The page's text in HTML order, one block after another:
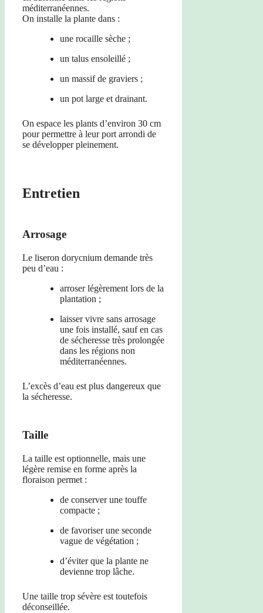
méditerranéennes.
On installe la plante dans :
une rocaille sèche ;
un talus ensoleillé ;
un massif de graviers ;
un pot large et drainant.
On espace les plants d’environ 30 cm
pour permettre à leur port arrondi de
se développer pleinement.
Entretien
Arrosage
Le liseron dorycnium demande très
peu d’eau :
arroser légèrement lors de la
plantation ;
laisser vivre sans arrosage
une fois installé, sauf en cas
de sécheresse très prolongée
dans les régions non
méditerranéennes.
L’excès d’eau est plus dangereux que
la sécheresse.
Taille
La taille est optionnelle, mais une
légère remise en forme après la
floraison permet :
de conserver une touffe
compacte ;
de favoriser une seconde
vague de végétation ;
d’éviter que la plante ne
devienne trop lâche.
Une taille trop sévère est toutefois
déconseillée.